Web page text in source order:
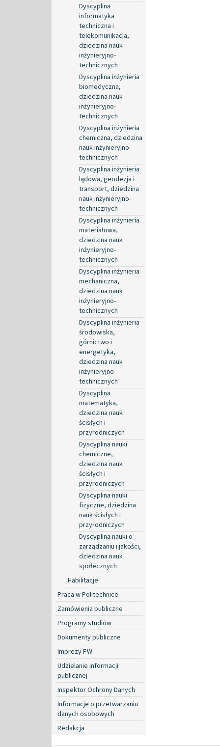
Dyscyplina
informatyka
techniczna i
telekomunikacja,
dziedzina nauk
inżynieryjno-
technicznych
Dyscyplina inżynieria
biomedyczna,
dziedzina nauk
inżynieryjno-
technicznych
Dyscyplina inżynieria
chemiczna, dziedzina
nauk inżynieryjno-
technicznych
Dyscyplina inżynieria
lądowa, geodezja i
transport, dziedzina
nauk inżynieryjno-
technicznych
Dyscyplina inżynieria
materiałowa,
dziedzina nauk
inżynieryjno-
technicznych
Dyscyplina inżynieria
mechaniczna,
dziedzina nauk
inżynieryjno-
technicznych
Dyscyplina inżynieria
środowiska,
górnictwo i
energetyka,
dziedzina nauk
inżynieryjno-
technicznych
Dyscyplina
matematyka,
dziedzina nauk
ścisłych i
przyrodniczych
Dyscyplina nauki
chemiczne,
dziedzina nauk
ścisłych i
przyrodniczych
Dyscyplina nauki
fizyczne, dziedzina
nauk ścisłych i
przyrodniczych
Dyscyplina nauki o
zarządzaniu i jakości,
dziedzina nauk
społecznych
Habilitacje
Praca w Politechnice
Zamówienia publiczne
Programy studiów
Dokumenty publiczne
Imprezy PW
Udzielanie informacji
publicznej
Inspektor Ochrony Danych
Informacje o przetwarzaniu
danych osobowych
Redakcja